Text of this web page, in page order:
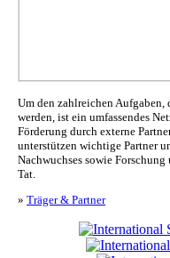
Um den zahlreichen Aufgaben,
werden, ist ein umfassendes
Förderung durch externe
unterstützen wichtige Partner
Nachwuchses sowie
Tat.
» Träger & Partner